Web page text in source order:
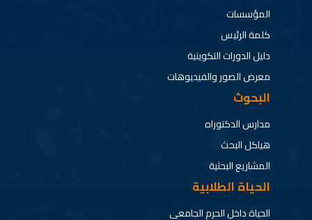
المؤسسات
كلمة الرئيس
دليل الدورات التكوينية
معرض الصور والفيديوهات
البحوث
مدارس الدكتوراه
هياكل البحث
المشاريع البحثية
الحياة الطلابية
الحياة داخل الحرم الجامعي